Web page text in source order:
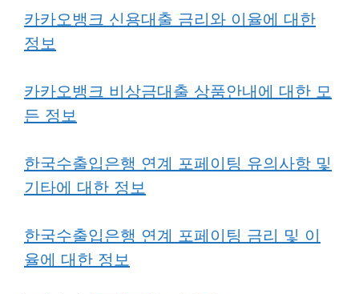
카카오뱅크 신용대출 금리와 이율에 대한
정보
카카오뱅크 비상금대출 상품안내에 대한 모
든 정보
한국수출입은행 연계 포페이팅 유의사항 및
기타에 대한 정보
한국수출입은행 연계 포페이팅 금리 및 이
율에 대한 정보